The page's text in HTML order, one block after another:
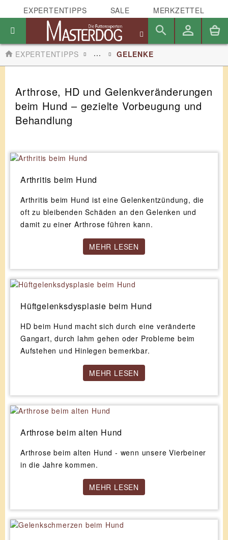
EXPERTENTIPPS SALE MERKZETTEL
EXPERTENTIPPS ... GELENKE
Arthrose, HD und Gelenkveränderungen
beim Hund – gezielte Vorbeugung und
Behandlung
Arthritis beim Hund
Arthritis beim Hund ist eine Gelenkentzündung, die
oft zu bleibenden Schäden an den Gelenken und
damit zu einer Arthrose führen kann.
MEHR LESEN
Hüftgelenksdysplasie beim Hund
HD beim Hund macht sich durch eine veränderte
Gangart, durch lahm gehen oder Probleme beim
Aufstehen und Hinlegen bemerkbar.
MEHR LESEN
Arthrose beim alten Hund
Arthrose beim alten Hund - wenn unsere Vierbeiner
in die Jahre kommen.
MEHR LESEN